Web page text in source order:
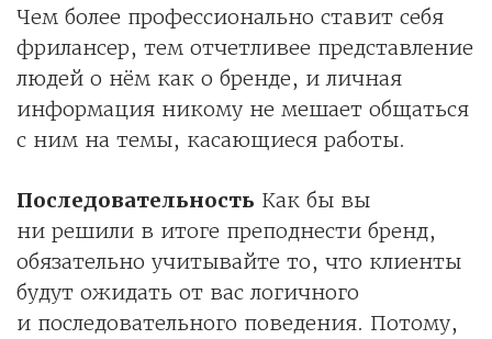
Чем более профессионально ставит себя
фрилансер, тем отчетливее представление
людей о нём как о бренде, и личная
информация никому не мешает общаться
с ним на темы, касающиеся работы.
Последовательность Как бы вы
ни решили в итоге преподнести бренд,
обязательно учитывайте то, что клиенты
будут ожидать от вас логичного
и последовательного поведения. Потому,